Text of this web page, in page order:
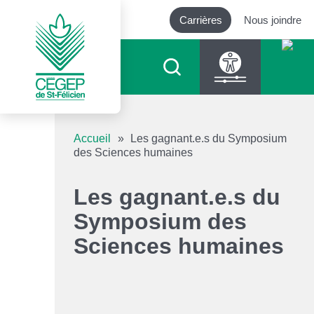
Carrières Nous joindre
Diminuer le texte
Niveau de gris
Accueil »
Les gagnant.e.s du Symposium
des Sciences humaines
Les gagnant.e.s du
Symposium des
Sciences humaines